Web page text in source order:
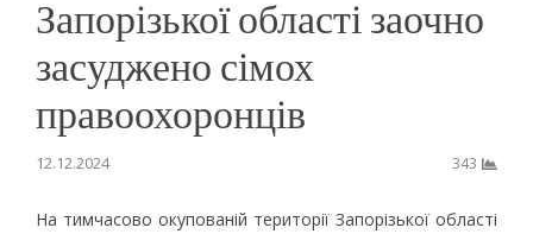
Запорізької області заочно
засуджено сімох
правоохоронців
12.12.2024 343
На тимчасово окупованій території Запорізької області